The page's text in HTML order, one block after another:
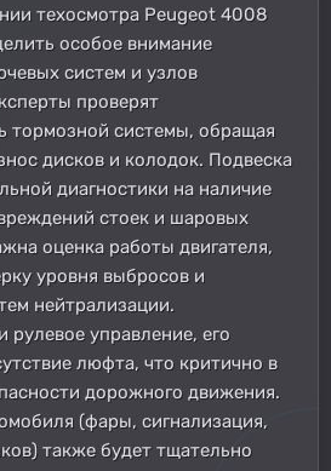
техосмотра Peugeot 4008
особое внимание
систем и узлов
проверят
тормозной системы, обращая
дисков и колодок. Подвеска
диагностики на наличие
стоек и шаровых
оценка работы двигателя,
уровня выбросов и
нейтрализации.
рулевое управление, его
люфта, что критично в
дорожного движения.
(фары, сигнализация,
также будет тщательно